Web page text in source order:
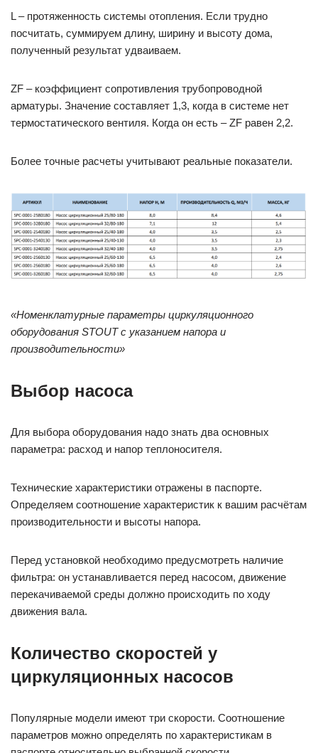
L – протяженность системы отопления. Если трудно
посчитать, суммируем длину, ширину и высоту дома,
полученный результат удваиваем.
ZF – коэффициент сопротивления трубопроводной
арматуры. Значение составляет 1,3, когда в системе нет
термостатического вентиля. Когда он есть – ZF равен 2,2.
Более точные расчеты учитывают реальные показатели.
«Номенклатурные параметры циркуляционного
оборудования STOUT с указанием напора и
производительности»
Выбор насоса
Для выбора оборудования надо знать два основных
параметра: расход и напор теплоносителя.
Технические характеристики отражены в паспорте.
Определяем соотношение характеристик к вашим расчётам
производительности и высоты напора.
Перед установкой необходимо предусмотреть наличие
фильтра: он устанавливается перед насосом, движение
перекачиваемой среды должно происходить по ходу
движения вала.
Количество скоростей у
циркуляционных насосов
Популярные модели имеют три скорости. Соотношение
параметров можно определять по характеристикам в